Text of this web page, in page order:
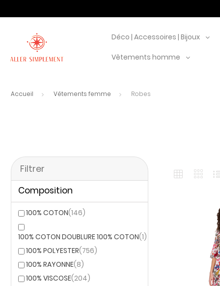
Déco | Accessoires | Bijoux
Vêtements homme
Accueil Vêtements femme Robes
Filtrer
Composition
100% COTON(146)
100% COTON DOUBLURE 100% COTON(1)
100% POLYESTER(756)
100% RAYONNE(8)
100% VISCOSE(204)